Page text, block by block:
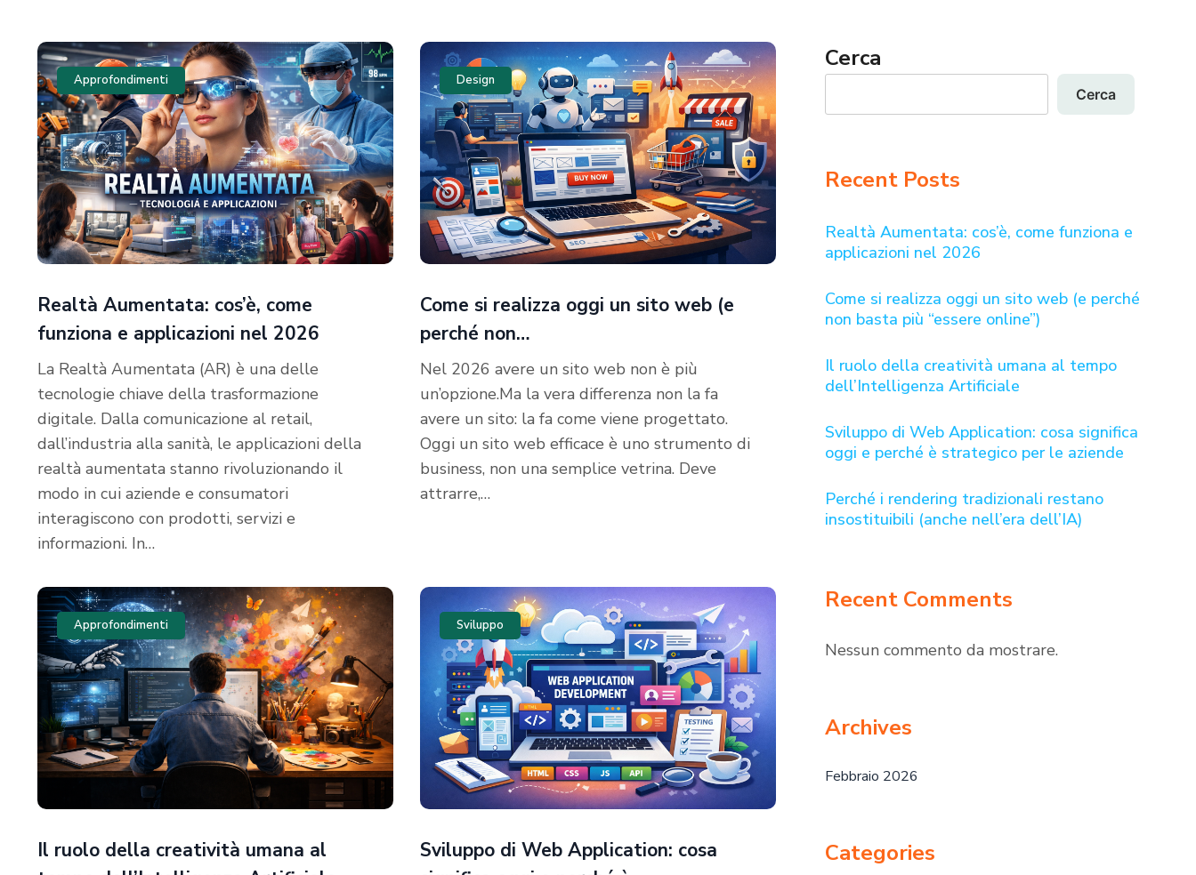
News
Approfondimenti
Realtà Aumentata: cos’è, come
funziona e applicazioni nel 2026
La Realtà Aumentata (AR) è una delle
tecnologie chiave della trasformazione
digitale. Dalla comunicazione al retail,
dall’industria alla sanità, le applicazioni della
realtà aumentata stanno rivoluzionando il
modo in cui aziende e consumatori
interagiscono con prodotti, servizi e
informazioni. In…
Design
Come si realizza oggi un sito web (e
perché non…
Nel 2026 avere un sito web non è più
un’opzione.Ma la vera differenza non la fa
avere un sito: la fa come viene progettato.
Oggi un sito web efficace è uno strumento di
business, non una semplice vetrina. Deve
attrarre,…
Approfondimenti
Il ruolo della creatività umana al
Sviluppo
Sviluppo di Web Application: cosa
Cerca
Cerca
Recent Posts
Realtà Aumentata: cos’è, come funziona e
applicazioni nel 2026
Come si realizza oggi un sito web (e perché
non basta più “essere online”)
Il ruolo della creatività umana al tempo
dell’Intelligenza Artificiale
Sviluppo di Web Application: cosa significa
oggi e perché è strategico per le aziende
Perché i rendering tradizionali restano
insostituibili (anche nell’era dell’IA)
Recent Comments
Nessun commento da mostrare.
Archives
Febbraio 2026
Categories